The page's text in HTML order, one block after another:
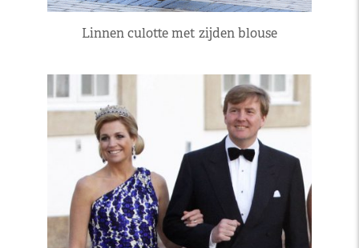
Linnen culotte met zijden blouse